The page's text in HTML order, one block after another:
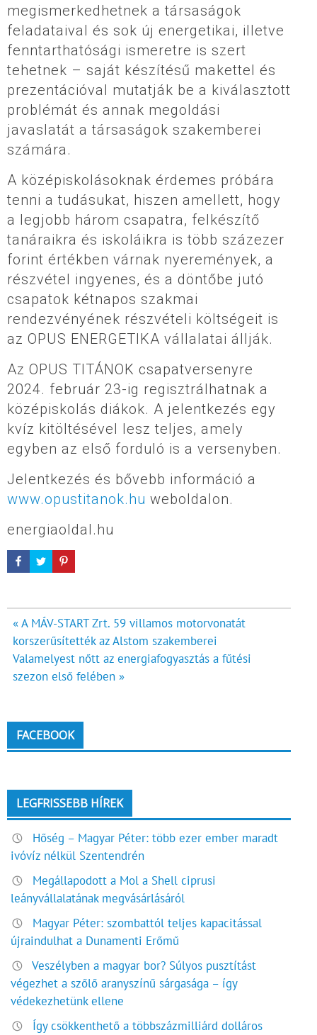
megismerkedhetnek a társaságok
feladataival és sok új energetikai, illetve
fenntarthatósági ismeretre is szert
tehetnek – saját készítésű makettel és
prezentációval mutatják be a kiválasztott
problémát és annak megoldási
javaslatát a társaságok szakemberei
számára.
A középiskolásoknak érdemes próbára
tenni a tudásukat, hiszen amellett, hogy
a legjobb három csapatra, felkészítő
tanáraikra és iskoláikra is több százezer
forint értékben várnak nyeremények, a
részvétel ingyenes, és a döntőbe jutó
csapatok kétnapos szakmai
rendezvényének részvételi költségeit is
az OPUS ENERGETIKA vállalatai állják.
Az OPUS TITÁNOK csapatversenyre
2024. február 23-ig regisztrálhatnak a
középiskolás diákok. A jelentkezés egy
kvíz kitöltésével lesz teljes, amely
egyben az első forduló is a versenyben.
Jelentkezés és bővebb információ a
www.opustitanok.hu weboldalon.
energiaoldal.hu
Bejegyzés
navigáció
« A MÁV-START Zrt. 59 villamos motorvonatát
korszerűsítették az Alstom szakemberei
Valamelyest nőtt az energiafogyasztás a fűtési
szezon első felében »
FACEBOOK
LEGFRISSEBB HÍREK
Hőség – Magyar Péter: több ezer ember maradt
ivóvíz nélkül Szentendrén
Megállapodott a Mol a Shell ciprusi
leányvállalatának megvásárlásáról
Magyar Péter: szombattól teljes kapacitással
újraindulhat a Dunamenti Erőmű
Veszélyben a magyar bor? Súlyos pusztítást
végezhet a szőlő aranyszínű sárgasága – így
védekezhetünk ellene
Így csökkenthető a többszázmilliárd dolláros